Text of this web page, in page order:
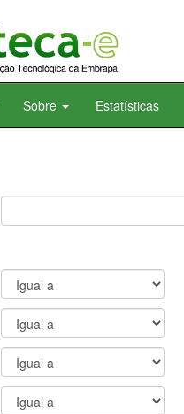
Sobre Estatísticas